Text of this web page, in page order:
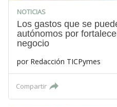
NOTICIAS
Los gastos que se
autónomos por
negocio
por Redacción TICPymes
Compartir